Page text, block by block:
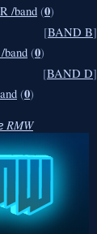
/band (0)
[BAND B]
band (0)
[BAND D]
(0)
RMW